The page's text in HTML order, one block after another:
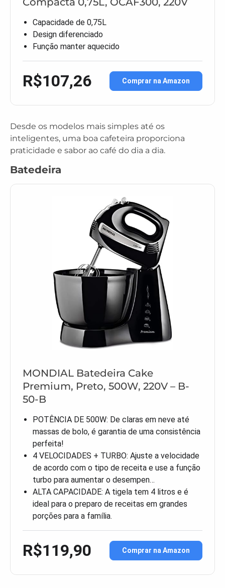
Capacidade de 0,75L
Design diferenciado
Função manter aquecido
R$107,26 Comprar na Amazon
Desde os modelos mais simples até os
inteligentes, uma boa cafeteira proporciona
praticidade e sabor ao café do dia a dia.
Batedeira
MONDIAL Batedeira Cake
Premium, Preto, 500W, 220V – B-
50-B
POTÊNCIA DE 500W: De claras em neve até
massas de bolo, é garantia de uma consistência
perfeita!
4 VELOCIDADES + TURBO: Ajuste a velocidade
de acordo com o tipo de receita e use a função
turbo para aumentar o desempen…
ALTA CAPACIDADE: A tigela tem 4 litros e é
ideal para o preparo de receitas em grandes
porções para a família.
R$119,90 Comprar na Amazon